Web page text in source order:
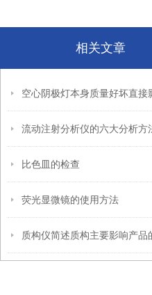
相关文章
比色皿的检查
荧光显微镜的使用方法